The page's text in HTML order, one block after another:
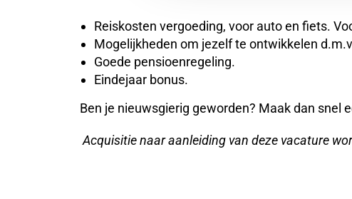
Reiskosten vergoeding, voor auto en fiets.
Mogelijkheden om jezelf te ontwikkelen
Goede pensioenregeling.
Eindejaar bonus.
Ben je nieuwsgierig geworden? Maak dan snel
Acquisitie naar aanleiding van deze vacature